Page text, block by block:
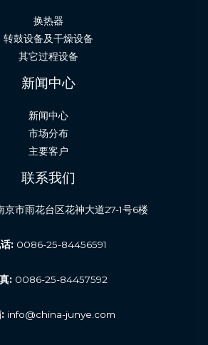
换热器
转鼓设备及干燥设备
其它过程设备
新闻中心
新闻中心
市场分布
主要客户
联系我们
京市雨花台区花神大道27-1号6楼
: 0086-25-84456591
: 0086-25-84457592
info@china-junye.com